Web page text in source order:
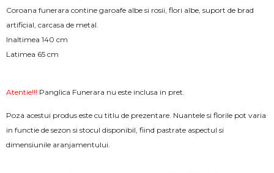
Coroana funerara contine garoafe albe si rosii, flori albe, suport de brad
artificial, carcasa de metal.
Inaltimea 140 cm
Latimea 65 cm
Atentie!!! Panglica Funerara nu este inclusa in pret.
Poza acestui produs este cu titlu de prezentare. Nuantele si florile pot varia
in functie de sezon si stocul disponibil, fiind pastrate aspectul si
dimensiunile aranjamentului.